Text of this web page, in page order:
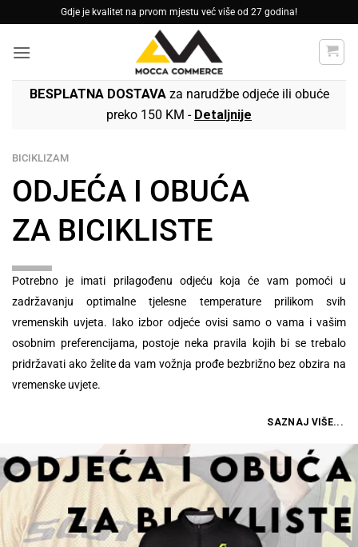
to
content
Gdje je kvalitet na prvom mjestu već više od 27 godina!
BESPLATNA DOSTAVAza narudžbe odjeće ili obuće
preko 150 KM - Detaljnije
BICIKLIZAM
ODJEĆA I OBUĆA
ZA BICIKLISTE
Potrebno je imati prilagođenu odjeću koja će vam pomoći u
zadržavanju optimalne tjelesne temperature prilikom svih
vremenskih uvjeta. Iako izbor odjeće ovisi samo o vama i vašim
osobnim preferencijama, postoje neka pravila kojih bi se trebalo
pridržavati ako želite da vam vožnja prođe bezbrižno bez obzira na
vremenske uvjete.
SAZNAJ VIŠE...